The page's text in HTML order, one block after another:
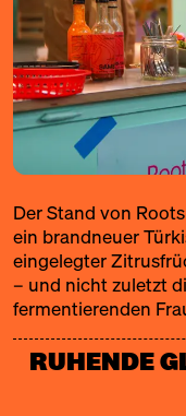
Der Stand von
ein brandneuer
eingelegter
– und nicht zuletzt
fermentierenden
RUHENDE